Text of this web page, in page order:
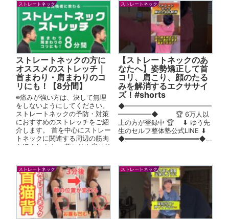
ストレートネック
ストレートネックの方に
オススメのストレッチ｜
首まわり・肩まわりのコ
リにも！【8分間】
※痛みが強い方は、決して無理
をしないようにしてください。
ストレートネックの予防・対策
におすすめのストレッチをご紹
介します。 首を中心にストレー
トネックに関連する周辺の筋肉
をほぐします。 首こりや肩こり
ストレートネック
【ストレートネックのあ
なたへ】姿勢矯正して首
コリ、肩こり、顔のたる
みを解消するエクササイ
ズ！#shorts
◆━━━━━━━━━━━━━
━━━━━◆ 🏆 6万人以
上の方が登録中 🏆 ⬇︎ ゆう先
生のセルフ整体塾公式LINE ⬇︎
◆━━━━━━━━━━━━━━━━━━◆...
ストレートネック ストレートネック